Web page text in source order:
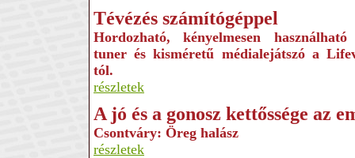
Tévézés számítógéppel
Hordozható, kényelmesen
tuner és kisméretű médialejátszó a
tól.
részletek
A jó és a gonosz kettőssége az
Csontváry: Öreg halász
részletek